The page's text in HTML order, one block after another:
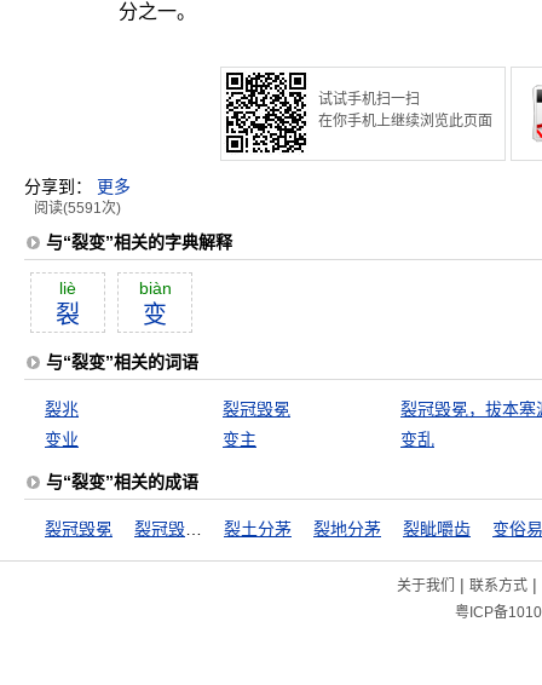
分之一。
试试手机扫一扫
在你手机上继续浏览此页面
分享到： 更多
阅读(5591次)
与“裂变”相关的字典解释
liè
裂
biàn
变
与“裂变”相关的词语
裂兆 裂冠毁冕
裂冠毁冕，拔本塞
变业
变主 变乱
与“裂变”相关的成语
裂冠毁冕 裂土分茅 裂地分茅 裂眦嚼齿 变俗
关于我们 | 联系方式|
粤ICP备